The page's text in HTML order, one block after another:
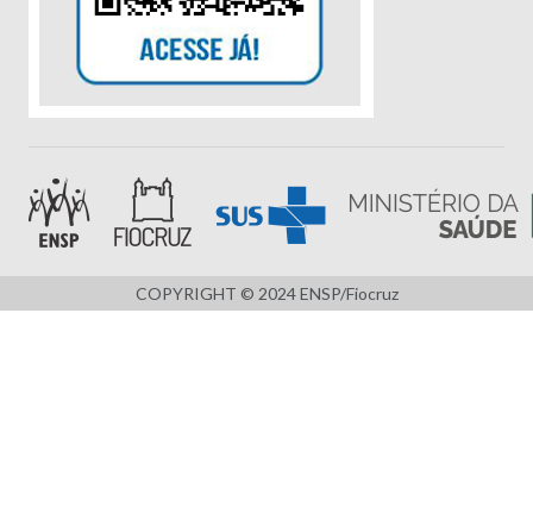
COPYRIGHT © 2024 ENSP/Fiocruz